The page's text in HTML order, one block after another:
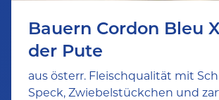
Bauern Cordon Bleu
der Pute
aus österr. Fleischqualität mit
Speck, Zwiebelstückchen und